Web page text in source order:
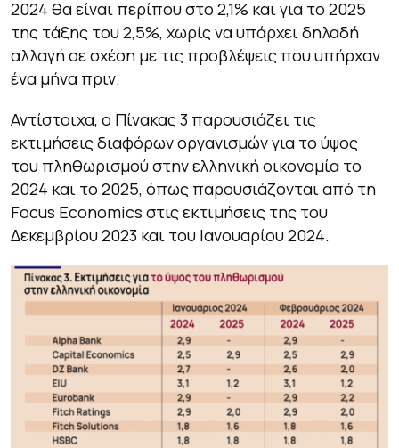
2024 θα είναι περίπου στο 2,1% και για το 2025
της τάξης του 2,5%, χωρίς να υπάρχει δηλαδή
αλλαγή σε σχέση με τις προβλέψεις που υπήρχαν
ένα μήνα πριν.
Αντίστοιχα, ο Πίνακας 3 παρουσιάζει τις
εκτιμήσεις διαφόρων οργανισμών για το ύψος
του πληθωρισμού στην ελληνική οικονομία το
2024 και το 2025, όπως παρουσιάζονται από τη
Focus Economics στις εκτιμήσεις της του
Δεκεμβρίου 2023 και του Ιανουαρίου 2024.